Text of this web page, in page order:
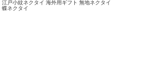
江戸小紋ネクタイ 海外用ギフト 無地ネクタイ
蝶ネクタイ